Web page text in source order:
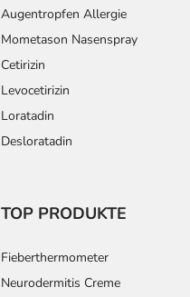
Augentropfen Allergie
Mometason Nasenspray
Cetirizin
Levocetirizin
Loratadin
Desloratadin
TOP PRODUKTE
Fieberthermometer
Neurodermitis Creme